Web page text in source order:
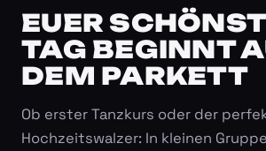
EUER
TAG BEGINNT
DEM PARKETT
Ob erster Tanzkurs oder der
Hochzeitswalzer: In kleinen